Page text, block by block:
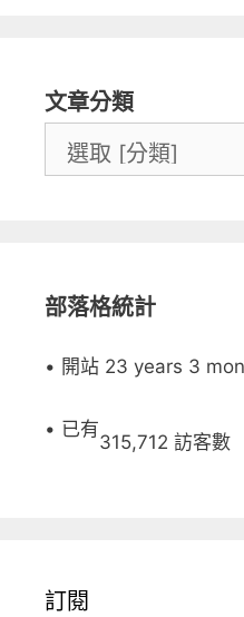
文章分類
部落格統計
• 開站 23 years 3
• 已有
315,712 訪客數
訂閱